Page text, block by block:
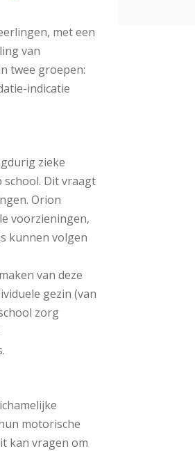
met een
van
twee groepen:
indicatie
zieke
Dit vraagt
Orion
voorzieningen,
kunnen volgen
van deze
gezin (van
zorg
motorische
kan vragen om